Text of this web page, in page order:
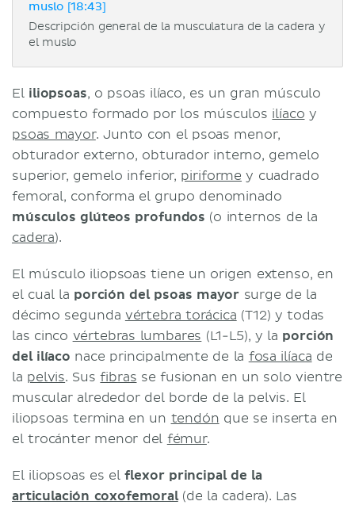
muslo [18:43]
Descripción general de la musculatura de la cadera y
el muslo
El iliopsoas, o psoas ilíaco, es un gran músculo
compuesto formado por los músculos ilíaco y
psoas mayor. Junto con el psoas menor,
obturador externo, obturador interno, gemelo
superior, gemelo inferior, piriforme y cuadrado
femoral, conforma el grupo denominado
músculos glúteos profundos (o internos de la
cadera).
El músculo iliopsoas tiene un origen extenso, en
el cual la porción del psoas mayor surge de la
décimo segunda vértebra torácica (T12) y todas
las cinco vértebras lumbares (L1-L5), y la porción
del ilíaco nace principalmente de la fosa ilíaca de
la pelvis. Susfibras se fusionan en un solo vientre
muscular alrededor del borde de la pelvis. El
iliopsoas termina en un tendón que se inserta en
el trocánter menor del fémur.
El iliopsoas es elflexor principal de la
articulación coxofemoral(de la cadera). Las